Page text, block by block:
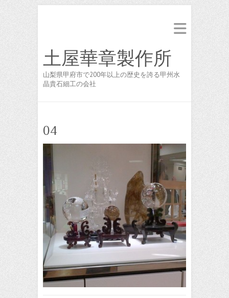
土屋華章製作所
山梨県甲府市で200年以上の歴史を誇る甲州水
晶貴石細工の会社
04